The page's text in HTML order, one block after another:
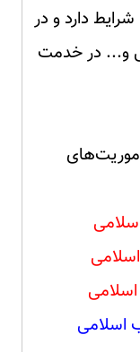
دارد و در
و... در خدمت
اسلامی
اسلامی